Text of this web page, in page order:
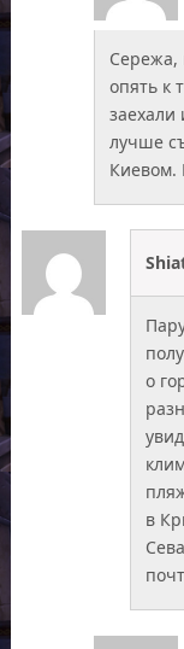
Сережа,
опять к
лучше
Киевом.
о
в